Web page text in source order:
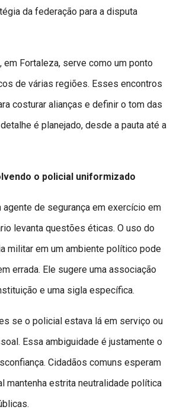
da federação para a disputa
em Fortaleza, serve como um ponto
de várias regiões. Esses encontros
costurar alianças e definir o tom das
é planejado, desde a pauta até a
o policial uniformizado
agente de segurança em exercício em
levanta questões éticas. O uso do
militar em um ambiente político pode
errada. Ele sugere uma associação
e uma sigla específica.
se o policial estava lá em serviço ou
Essa ambiguidade é justamente o
Cidadãos comuns esperam
mantenha estrita neutralidade política